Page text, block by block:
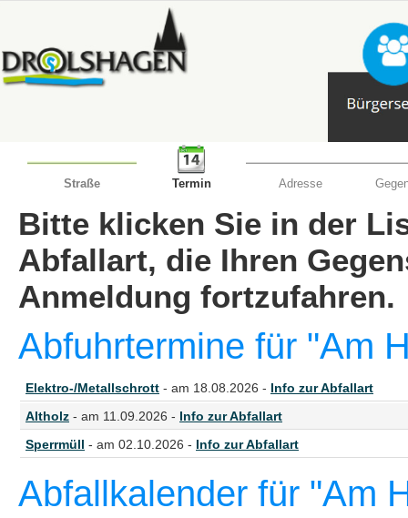
Straße Termin Adresse
Bitte klicken Sie in der
Abfallart, die Ihren
Anmeldung fortzufahren.
Abfuhrtermine für "Am
Elektro-/Metallschrott - am 18.08.2026 - Info zur Abfallart
Altholz - am 11.09.2026 - Info zur Abfallart
Sperrmüll - am 02.10.2026 - Info zur Abfallart
Abfallkalender für "Am